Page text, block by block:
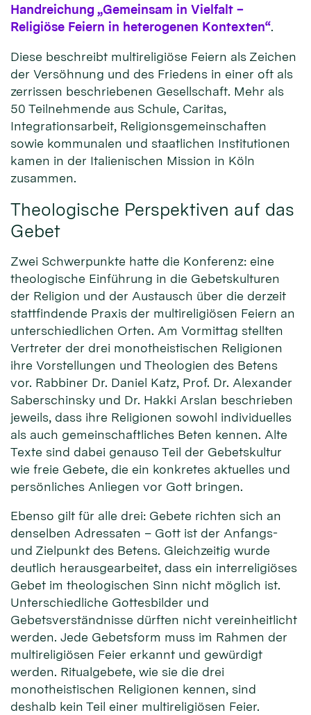
Handreichung „Gemeinsam in Vielfalt –
Religiöse Feiern in heterogenen Kontexten“.
Diese beschreibt multireligiöse Feiern als Zeichen
der Versöhnung und des Friedens in einer oft als
zerrissen beschriebenen Gesellschaft. Mehr als
50 Teilnehmende aus Schule, Caritas,
Integrationsarbeit, Religionsgemeinschaften
sowie kommunalen und staatlichen Institutionen
kamen in der Italienischen Mission in Köln
zusammen.
Theologische Perspektiven auf das
Gebet
Zwei Schwerpunkte hatte die Konferenz: eine
theologische Einführung in die Gebetskulturen
der Religion und der Austausch über die derzeit
stattfindende Praxis der multireligiösen Feiern an
unterschiedlichen Orten. Am Vormittag stellten
Vertreter der drei monotheistischen Religionen
ihre Vorstellungen und Theologien des Betens
vor. Rabbiner Dr. Daniel Katz, Prof. Dr. Alexander
Saberschinsky und Dr. Hakki Arslan beschrieben
jeweils, dass ihre Religionen sowohl individuelles
als auch gemeinschaftliches Beten kennen. Alte
Texte sind dabei genauso Teil der Gebetskultur
wie freie Gebete, die ein konkretes aktuelles und
persönliches Anliegen vor Gott bringen.
Ebenso gilt für alle drei: Gebete richten sich an
denselben Adressaten – Gott ist der Anfangs-
und Zielpunkt des Betens. Gleichzeitig wurde
deutlich herausgearbeitet, dass ein interreligiöses
Gebet im theologischen Sinn nicht möglich ist.
Unterschiedliche Gottesbilder und
Gebetsverständnisse dürften nicht vereinheitlicht
werden. Jede Gebetsform muss im Rahmen der
multireligiösen Feier erkannt und gewürdigt
werden. Ritualgebete, wie sie die drei
monotheistischen Religionen kennen, sind
deshalb kein Teil einer multireligiösen Feier.